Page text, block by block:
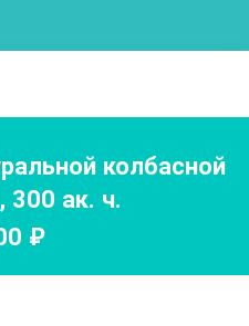
колбасной
, 300 ак. ч.
₽